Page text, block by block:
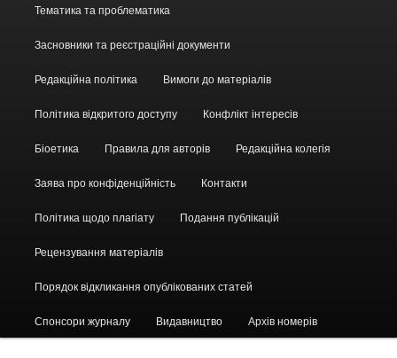
Тематика та проблематика
Засновники та реєстраційні документи
Редакційна політика Вимоги до матеріалів
Політика відкритого доступу Конфлікт інтересів
Біоетика Правила для авторів Редакційна колегія
Заява про конфіденційність Контакти
Політика щодо плагіату Подання публікацій
Рецензування матеріалів
Порядок відкликання опублікованих статей
Спонсори журналу Видавництво Архів номерів